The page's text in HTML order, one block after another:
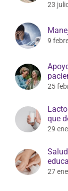
23
9
25
que
29
27